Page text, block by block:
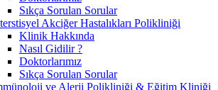
Sıkça Sorulan Sorular
Akciğer Hastalıkları Polikliniği
Klinik Hakkında
Nasıl Gidilir ?
Doktorlarımız
Sıkça Sorulan Sorular
ve Alerji Polikliniği & Eğitim Kliniği